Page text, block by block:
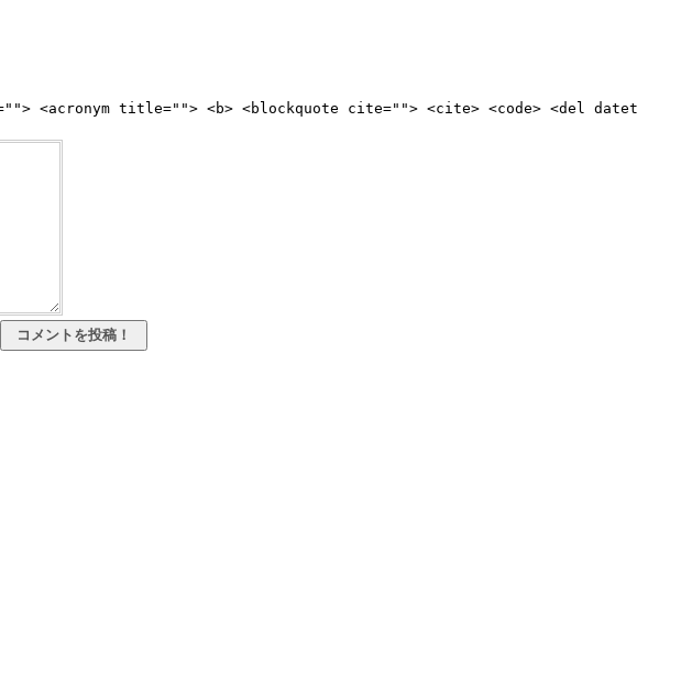
<acronym title=""> <b> <blockquote cite=""> <cite> <code> <del datet